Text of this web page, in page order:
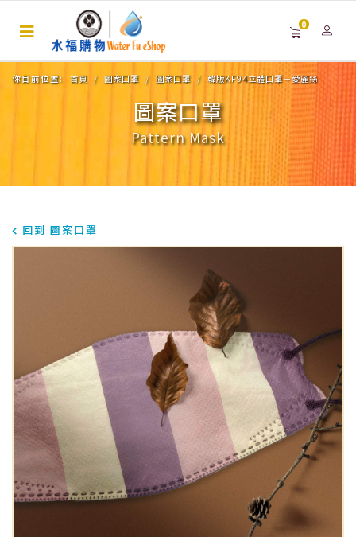
0
你目前位置: 首頁 圖案口罩 圖案口罩 韓版KF94立體口罩－愛麗絲
圖案口罩
Pattern Mask
回到 圖案口罩